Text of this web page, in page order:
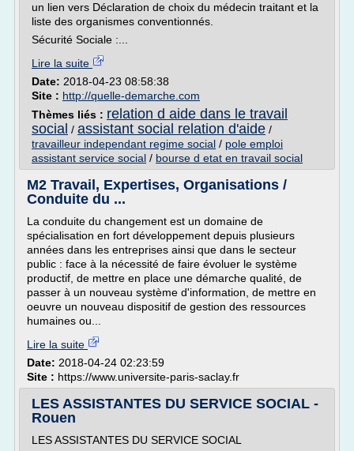
un lien vers Déclaration de choix du médecin traitant et la
liste des organismes conventionnés.
Sécurité Sociale :...
Lire la suite
Date: 2018-04-23 08:58:38
Site : http://quelle-demarche.com
Thèmes liés : relation d aide dans le travail
social / assistant social relation d'aide /
travailleur independant regime social / pole emploi
assistant service social / bourse d etat en travail social
M2 Travail, Expertises, Organisations /
Conduite du ...
La conduite du changement est un domaine de
spécialisation en fort développement depuis plusieurs
années dans les entreprises ainsi que dans le secteur
public : face à la nécessité de faire évoluer le système
productif, de mettre en place une démarche qualité, de
passer à un nouveau système d'information, de mettre en
oeuvre un nouveau dispositif de gestion des ressources
humaines ou...
Lire la suite
Date: 2018-04-24 02:23:59
Site : https://www.universite-paris-saclay.fr
LES ASSISTANTES DU SERVICE SOCIAL -
Rouen
LES ASSISTANTES DU SERVICE SOCIAL